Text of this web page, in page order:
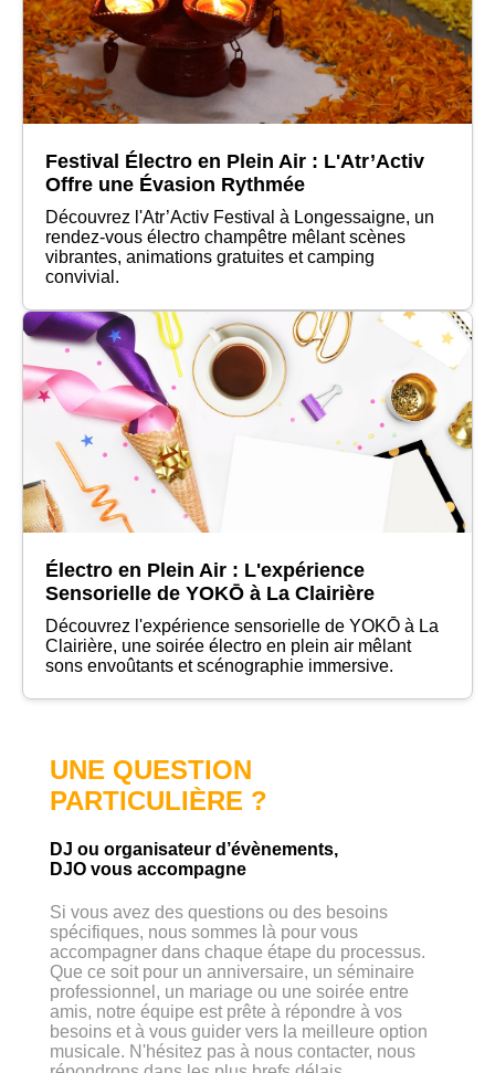
Festival Électro en Plein Air : L'Atr’Activ
Offre une Évasion Rythmée
Découvrez l'Atr’Activ Festival à Longessaigne, un
rendez-vous électro champêtre mêlant scènes
vibrantes, animations gratuites et camping
convivial.
Électro en Plein Air : L'expérience
Sensorielle de YOKŌ à La Clairière
Découvrez l'expérience sensorielle de YOKŌ à La
Clairière, une soirée électro en plein air mêlant
sons envoûtants et scénographie immersive.
UNE QUESTION
PARTICULIÈRE ?
DJ ou organisateur d’évènements,
DJO vous accompagne
Si vous avez des questions ou des besoins
spécifiques, nous sommes là pour vous
accompagner dans chaque étape du processus.
Que ce soit pour un anniversaire, un séminaire
professionnel, un mariage ou une soirée entre
amis, notre équipe est prête à répondre à vos
besoins et à vous guider vers la meilleure option
musicale. N'hésitez pas à nous contacter, nous